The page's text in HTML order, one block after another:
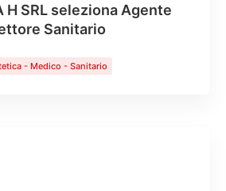
H SRL seleziona Agente
Sanitario
- Medico - Sanitario